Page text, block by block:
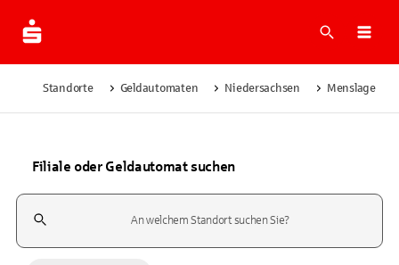
Suche
Standorte Geldautomaten Niedersachsen Menslage
Filiale oder Geldautomat suchen
Suchfeld